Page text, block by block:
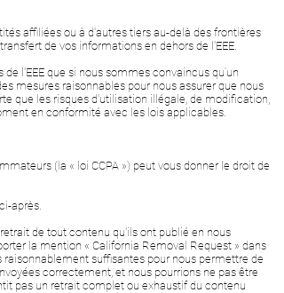
affiliées ou à d'autres tiers au-delà des frontières
de vos informations en dehors de l'EEE.
l'EEE que si nous sommes convaincus qu’un
mesures raisonnables pour nous assurer que nous
que les risques d'utilisation illégale, de modification,
en conformité avec les lois applicables.
(la « loi CCPA ») peut vous donner le droit de
après.
de tout contenu qu'ils ont publié en nous
la mention « California Removal Request » dans
suffisantes pour nous permettre de
correctement, et nous pourrions ne pas être
pas un retrait complet ou exhaustif du contenu